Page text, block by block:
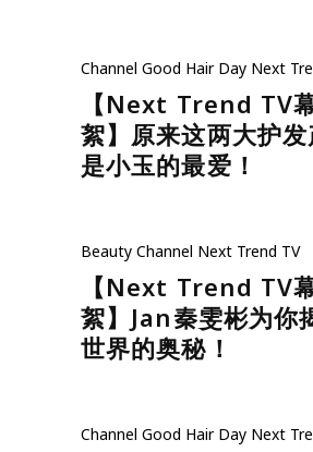
Channel Good Hair Day Next
【Next Trend TV
絮】原来这两大护
是小玉的最爱！
Beauty Channel Next Trend TV
【Next Trend TV
絮】Jan秦雯彬为你
世界的奥秘！
Channel Good Hair Day Next